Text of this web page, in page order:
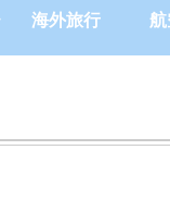
海外旅行 航